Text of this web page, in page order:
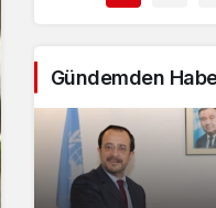
Gündemden